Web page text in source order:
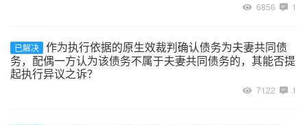
6856 1
已解决 作为执行依据的原生效裁判确认债务为夫妻共同债
务，配偶一方认为该债务不属于夫妻共同债务的，其能否提
起执行异议之诉？
7122 1